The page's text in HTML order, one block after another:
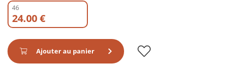
46
24.00 €
Ajouter au panier